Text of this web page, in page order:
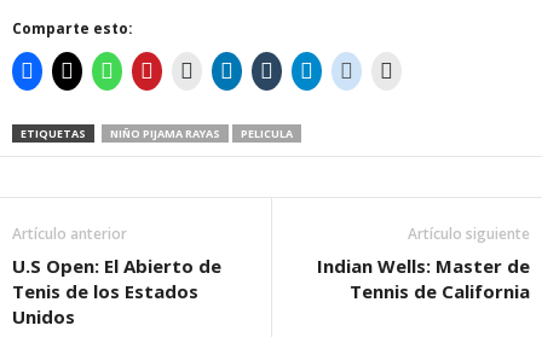
Comparte esto:
ETIQUETAS NIÑO PIJAMA RAYAS PELICULA
Artículo anterior
U.S Open: El Abierto de
Tenis de los Estados
Unidos
Artículo siguiente
Indian Wells: Master de
Tennis de California